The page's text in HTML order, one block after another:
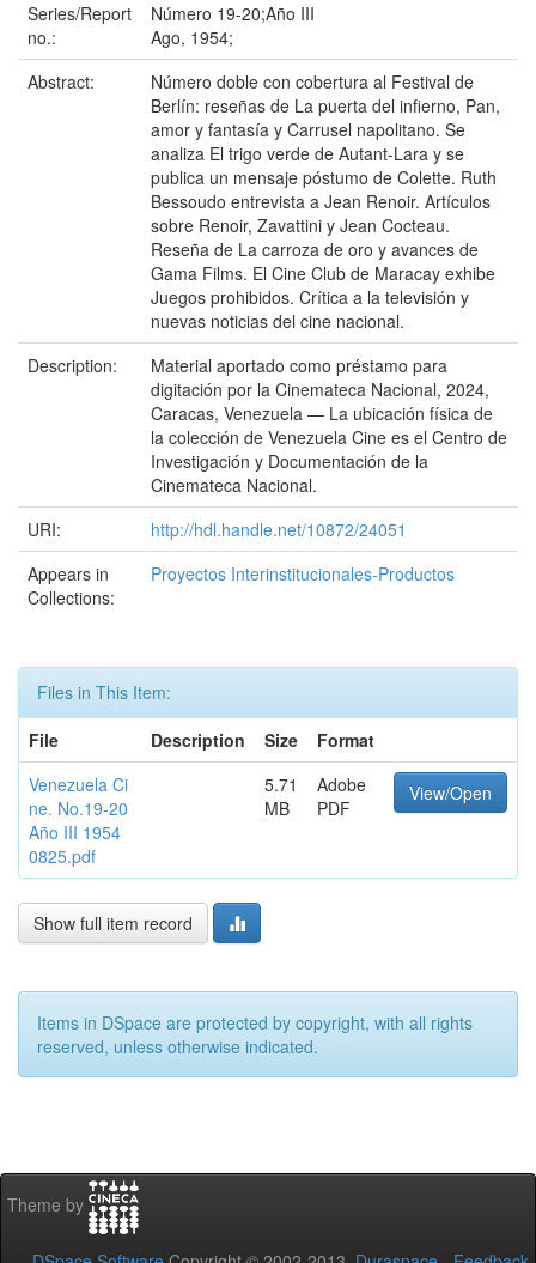
Series/Report
no.:
Número 19-20;Año III
Ago, 1954;
Abstract:
Número doble con cobertura al Festival de
Berlín: reseñas de La puerta del infierno, Pan,
amor y fantasía y Carrusel napolitano. Se
analiza El trigo verde de Autant-Lara y se
publica un mensaje póstumo de Colette. Ruth
Bessoudo entrevista a Jean Renoir. Artículos
sobre Renoir, Zavattini y Jean Cocteau.
Reseña de La carroza de oro y avances de
Gama Films. El Cine Club de Maracay exhibe
Juegos prohibidos. Crítica a la televisión y
nuevas noticias del cine nacional.
Description:
Material aportado como préstamo para
digitación por la Cinemateca Nacional, 2024,
Caracas, Venezuela — La ubicación física de
la colección de Venezuela Cine es el Centro de
Investigación y Documentación de la
Cinemateca Nacional.
URI:
http://hdl.handle.net/10872/24051
Appears in
Collections:
Proyectos Interinstitucionales-Productos
Files in This Item:
File
Description Size
Format
Venezuela Ci
ne. No.19-20
Año III 1954
0825.pdf
5.71
MB
Adobe
PDF
View/Open
Show full item record
Items in DSpace are protected by copyright, with all rights
reserved, unless otherwise indicated.
Theme by